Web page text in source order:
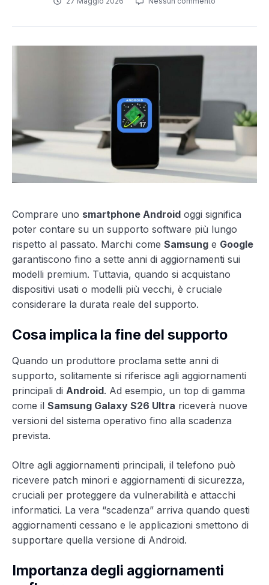
Comprare uno smartphone Android oggi significa
poter contare su un supporto software più lungo
rispetto al passato. Marchi come Samsung e Google
garantiscono fino a sette anni di aggiornamenti sui
modelli premium. Tuttavia, quando si acquistano
dispositivi usati o modelli più vecchi, è cruciale
considerare la durata reale del supporto.
Cosa implica la fine del supporto
Quando un produttore proclama sette anni di
supporto, solitamente si riferisce agli aggiornamenti
principali di Android. Ad esempio, un top di gamma
come il Samsung Galaxy S26 Ultra riceverà nuove
versioni del sistema operativo fino alla scadenza
prevista.
Oltre agli aggiornamenti principali, il telefono può
ricevere patch minori e aggiornamenti di sicurezza,
cruciali per proteggere da vulnerabilità e attacchi
informatici. La vera “scadenza” arriva quando questi
aggiornamenti cessano e le applicazioni smettono di
supportare quella versione di Android.
Importanza degli aggiornamenti